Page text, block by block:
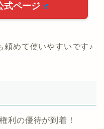
式ページ
頼めて使いやすいです♪
利の優待が到着！